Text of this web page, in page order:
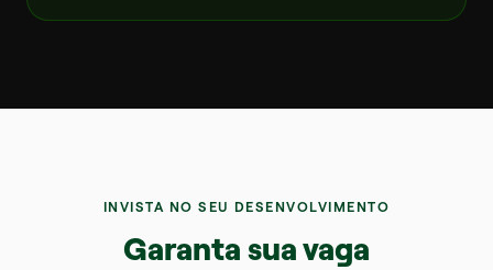
INVISTA NO SEU DESENVOLVIMENTO
Garanta sua vaga